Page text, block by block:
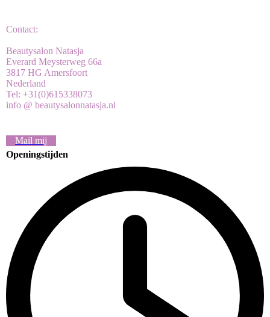
Contact:
Beautysalon Natasja
Everard Meysterweg 66a
3817 HG Amersfoort
Nederland
Tel: +31(0)615338073
info @ beautysalonnatasja.nl
Mail mij
Openingstijden